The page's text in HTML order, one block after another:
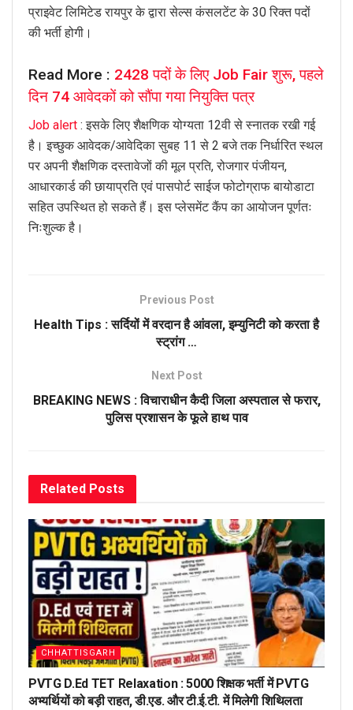
प्राइवेट लिमिटेड रायपुर के द्वारा सेल्स कंसलटेंट के 30 रिक्त पदों
की भर्ती होगी।
Read More : 2428 पदों के लिए Job Fair शुरू, पहले
दिन 74 आवेदकों को सौंपा गया नियुक्ति पत्र
Job alert : इसके लिए शैक्षणिक योग्यता 12वी से स्नातक रखी गई
है। इच्छुक आवेदक/आवेदिका सुबह 11 से 2 बजे तक निर्धारित स्थल
पर अपनी शैक्षणिक दस्तावेजों की मूल प्रति, रोजगार पंजीयन,
आधारकार्ड की छायाप्रति एवं पासपोर्ट साईज फोटोग्राफ बायोडाटा
सहित उपस्थित हो सकते हैं। इस प्लेसमेंट कैंप का आयोजन पूर्णतः
निःशुल्क है।
Previous Post
Health Tips : सर्दियों में वरदान है आंवला, इम्युनिटी को करता है
स्ट्रांग …
Next Post
BREAKING NEWS : विचाराधीन कैदी जिला अस्पताल से फरार,
पुलिस प्रशासन के फूले हाथ पाव
Related Posts
CHHATTISGARH
PVTG D.Ed TET Relaxation : 5000 शिक्षक भर्ती में PVTG
अभ्यर्थियों को बड़ी राहत, डी.एड. और टी.ई.टी. में मिलेगी शिथिलता